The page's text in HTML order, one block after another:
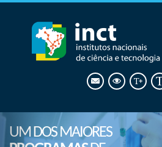
UM DOS MAIORES